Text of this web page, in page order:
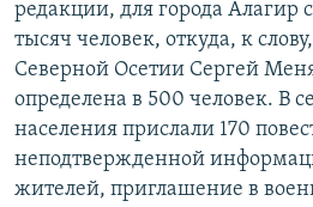
редакции, для города Алагир
тысяч человек, откуда, к
Северной Осетии Сергей
определена в 500 человек. В
населения прислали 170
неподтвержденной
жителей, приглашение в